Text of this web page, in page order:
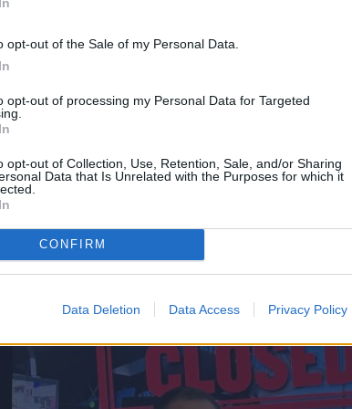
opt-out of the Sale of my Personal Data.
opt-out of processing my Personal Data for Targeted
opt-out of Collection, Use, Retention, Sale, and/or Sharing
Data that Is Unrelated with the Purposes for which it
CONFIRM
Data Deletion Data Access Privacy Policy
υποστηρίζοντας ότι η τιμολογιακή
ιδίως κατά τη χαμηλή τουριστική περίοδο.